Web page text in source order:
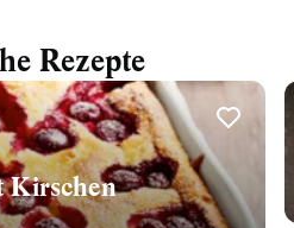
Rezepte
Kirschen